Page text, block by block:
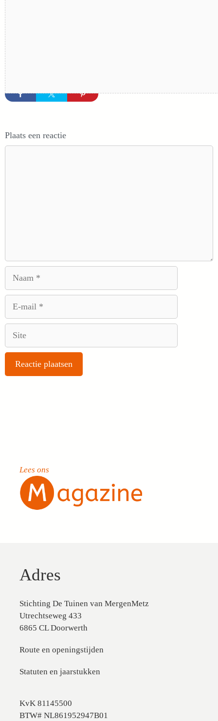
Plaats een reactie
Lees ons
Adres
Stichting De Tuinen van MergenMetz
Utrechtseweg 433
6865 CL Doorwerth
Route en openingstijden
Statuten en jaarstukken
KvK 81145500
BTW# NL861952947B01